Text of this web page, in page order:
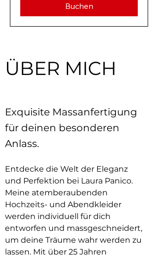
Buchen
ÜBER MICH
Exquisite Massanfertigung
für deinen besonderen
Anlass.
Entdecke die Welt der Eleganz
und Perfektion bei Laura Panico.
Meine atemberaubenden
Hochzeits- und Abendkleider
werden individuell für dich
entworfen und massgeschneidert,
um deine Träume wahr werden zu
lassen. Mit über 25 Jahren